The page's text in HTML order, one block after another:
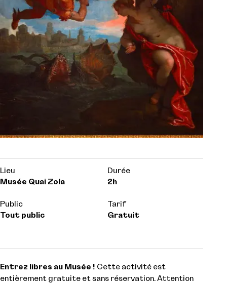
Lieu
Musée Quai Zola
Durée
2h
Public
Tout public
Tarif
Gratuit
Entrez libres au Musée ! Cette activité est
entièrement gratuite et sans réservation. Attention